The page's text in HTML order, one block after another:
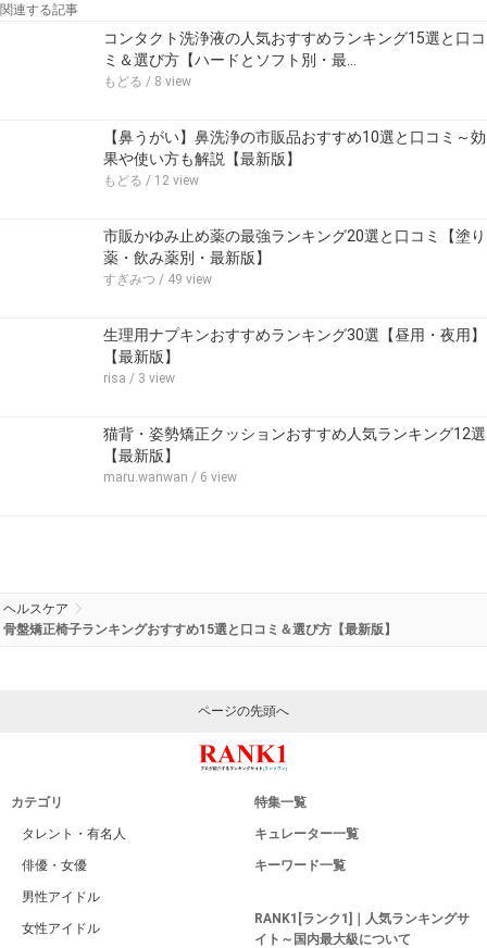
関連する記事
コンタクト洗浄液の人気おすすめランキング15選と口コ
ミ＆選び方【ハードとソフト別・最…
もどる / 8 view
【鼻うがい】鼻洗浄の市販品おすすめ10選と口コミ～効
果や使い方も解説【最新版】
もどる / 12 view
市販かゆみ止め薬の最強ランキング20選と口コミ【塗り
薬・飲み薬別・最新版】
すぎみつ / 49 view
生理用ナプキンおすすめランキング30選【昼用・夜用】
【最新版】
risa / 3 view
猫背・姿勢矯正クッションおすすめ人気ランキング12選
【最新版】
maru.wanwan / 6 view
ヘルスケア
骨盤矯正椅子ランキングおすすめ15選と口コミ＆選び方【最新版】
ページの先頭へ
カテゴリ
タレント・有名人
俳優・女優
男性アイドル
女性アイドル
特集一覧
キュレーター一覧
キーワード一覧
RANK1[ランク1]｜人気ランキングサ
イト～国内最大級について